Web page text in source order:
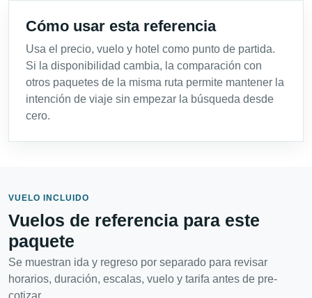
Cómo usar esta referencia
Usa el precio, vuelo y hotel como punto de partida.
Si la disponibilidad cambia, la comparación con
otros paquetes de la misma ruta permite mantener la
intención de viaje sin empezar la búsqueda desde
cero.
VUELO INCLUIDO
Vuelos de referencia para este
paquete
Se muestran ida y regreso por separado para revisar
horarios, duración, escalas, vuelo y tarifa antes de pre-
cotizar.